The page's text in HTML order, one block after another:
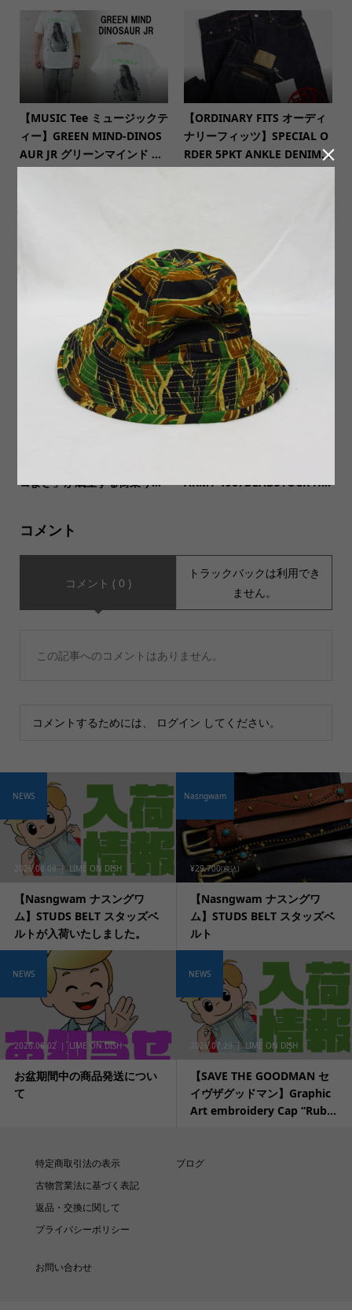
【MUSIC Tee ミュージックテ
ィー】GREEN MIND-DINOS
AUR JR グリーンマインド ...
【ORDINARY FITS オーディ
ナリーフィッツ】SPECIAL O
RDER 5PKT ANKLE DENIM...
【EARLY MORNINGアーリ
ーモーニング】SPECIAL EDI
TION LARGE WAIST BAG ...
新商品２種類入荷いたしまし
た。
コよさ」が成立する街乗り...
ARMY 1967DEADSTOCK H...
コメント
コメント ( 0 )
トラックバックは利用でき
ません。
この記事へのコメントはありません。
コメントするためには、 ログイン してください。
2026.08.08 LIME ON DISH
【Nasngwam ナスングワ
ム】STUDS BELT スタッズベ
ルトが入荷いたしました。
NEWS
¥29,700(税込)
【Nasngwam ナスングワ
ム】STUDS BELT スタッズベ
ルト
Nasngwam
2026.08.02 LIME ON DISH
お盆期間中の商品発送につい
て
NEWS
2026.07.29 LIME ON DISH
【SAVE THE GOODMAN セ
イヴザグッドマン】Graphic
Art embroidery Cap “Rub...
NEWS
特定商取引法の表示
古物営業法に基づく表記
返品・交換に関して
プライバシーポリシー
ブログ
お問い合わせ
